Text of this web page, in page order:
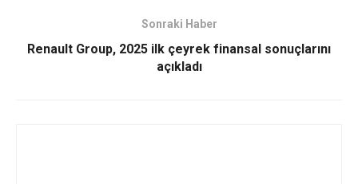
Sonraki Haber
Renault Group, 2025 ilk çeyrek finansal sonuçlarını
açıkladı